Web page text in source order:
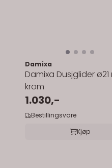
Damixa
Damixa Dusjglider ø21
krom
1.030,-
Bestillingsvare
Kjøp